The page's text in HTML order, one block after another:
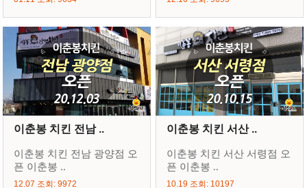
이춘봉 치킨 전남 ..
이춘봉 치킨 전남 광양점 오
픈 이춘봉 ..
12.07 조회: 9972
이춘봉 치킨 서산 ..
이춘봉 치킨 서산 서령점 오
픈 이춘봉 ..
10.19 조회: 10197